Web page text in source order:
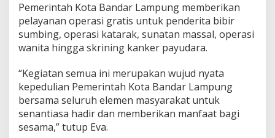
Pemerintah Kota Bandar Lampung memberikan
pelayanan operasi gratis untuk penderita bibir
sumbing, operasi katarak, sunatan massal, operasi
wanita hingga skrining kanker payudara.
“Kegiatan semua ini merupakan wujud nyata
kepedulian Pemerintah Kota Bandar Lampung
bersama seluruh elemen masyarakat untuk
senantiasa hadir dan memberikan manfaat bagi
sesama,” tutup Eva.